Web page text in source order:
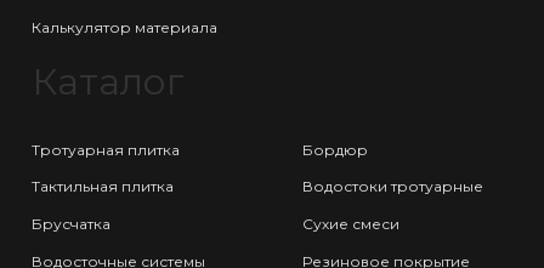
Калькулятор материала
Каталог
Тротуарная плитка
Тактильная плитка
Брусчатка
Водосточные системы
Бордюр
Водостоки тротуарные
Сухие смеси
Резиновое покрытие